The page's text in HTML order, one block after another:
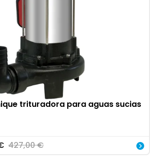
trituradora para aguas sucias
427,00€